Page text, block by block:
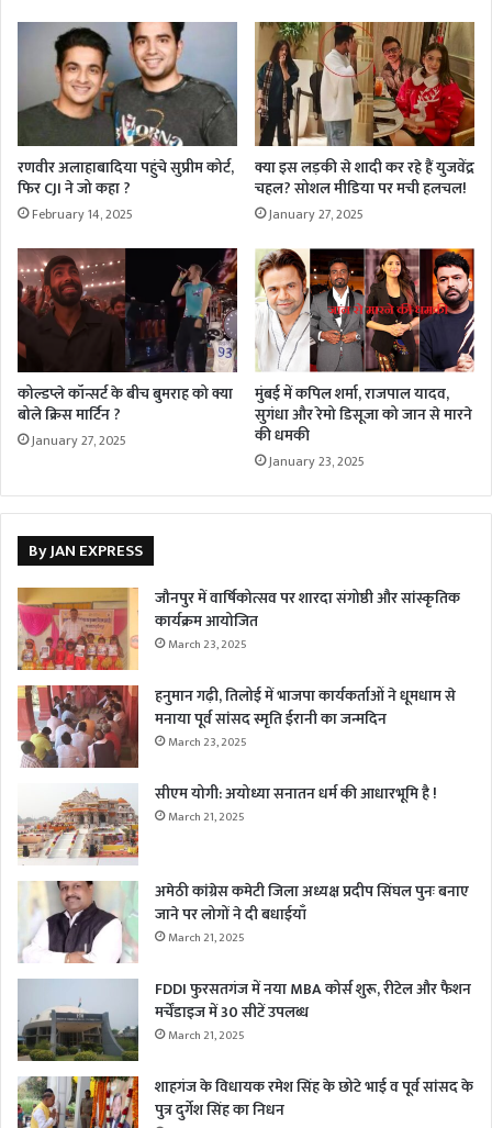
रणवीर अलाहाबादिया पहुंचे सुप्रीम कोर्ट,
फिर CJI ने जो कहा ?
February 14, 2025
क्या इस लड़की से शादी कर रहे हैं युजवेंद्र
चहल? सोशल मीडिया पर मची हलचल!
January 27, 2025
कोल्डप्ले कॉन्सर्ट के बीच बुमराह को क्या
बोले क्रिस मार्टिन ?
January 27, 2025
मुंबई में कपिल शर्मा, राजपाल यादव,
सुगंधा और रेमो डिसूजा को जान से मारने
की धमकी
January 23, 2025
By JAN EXPRESS
जौनपुर में वार्षिकोत्सव पर शारदा संगोष्ठी और सांस्कृतिक
कार्यक्रम आयोजित
March 23, 2025
हनुमान गढ़ी, तिलोई में भाजपा कार्यकर्ताओं ने धूमधाम से
मनाया पूर्व सांसद स्मृति ईरानी का जन्मदिन
March 23, 2025
सीएम योगी: अयोध्या सनातन धर्म की आधारभूमि है !
March 21, 2025
अमेठी कांग्रेस कमेटी जिला अध्यक्ष प्रदीप सिंघल पुनः बनाए
जाने पर लोगों ने दी बधाईयाँ
March 21, 2025
FDDI फुरसतगंज में नया MBA कोर्स शुरू, रीटेल और फैशन
मर्चेंडाइज में 30 सीटें उपलब्ध
March 21, 2025
शाहगंज के विधायक रमेश सिंह के छोटे भाई व पूर्व सांसद के
पुत्र दुर्गेश सिंह का निधन